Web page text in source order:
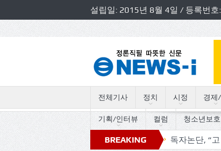
설립일: 2015년 8월 4일 / 등록번
전체기사 정치 시정 경제
기획/인터뷰 컬럼 청소년보
BREAKING
청 소방정책간담회 개최 독자논단, “고인돌의 트로